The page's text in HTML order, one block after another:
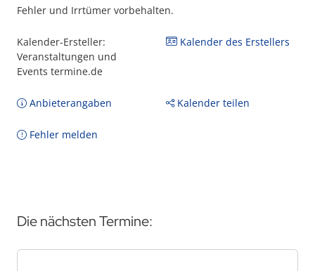
Fehler und Irrtümer vorbehalten.
Kalender-Ersteller:
Veranstaltungen und
Events termine.de
Kalender des Erstellers
Anbieterangaben Kalender teilen
Fehler melden
Die nächsten Termine: